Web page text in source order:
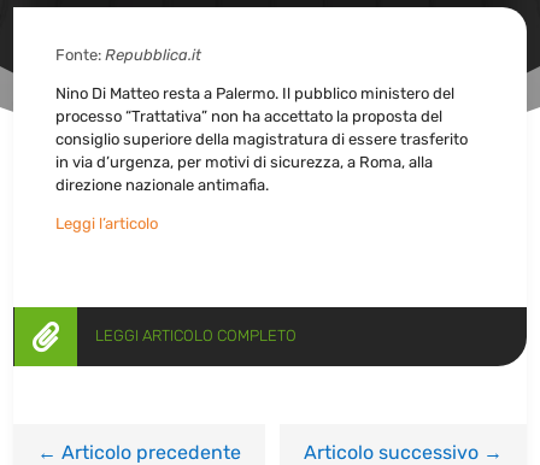
Fonte:Repubblica.it
Nino Di Matteo resta a Palermo. Il pubblico ministero del
processo “Trattativa” non ha accettato la proposta del
consiglio superiore della magistratura di essere trasferito
in via d’urgenza, per motivi di sicurezza, a Roma, alla
direzione nazionale antimafia.
Leggi l’articolo
 LEGGI ARTICOLO COMPLETO
←Articolo precedente Articolo successivo→